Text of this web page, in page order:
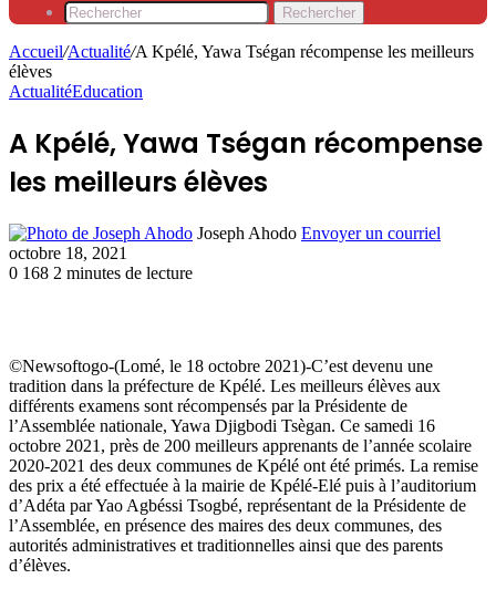
Rechercher
Accueil/Actualité/A Kpélé, Yawa Tségan récompense les meilleurs
élèves
ActualitéEducation
A Kpélé, Yawa Tségan récompense
les meilleurs élèves
Joseph Ahodo Envoyer un courriel
octobre 18, 2021
0 168 2 minutes de lecture
©Newsoftogo-(Lomé, le 18 octobre 2021)-C’est devenu une
tradition dans la préfecture de Kpélé. Les meilleurs élèves aux
différents examens sont récompensés par la Présidente de
l’Assemblée nationale, Yawa Djigbodi Tsègan. Ce samedi 16
octobre 2021, près de 200 meilleurs apprenants de l’année scolaire
2020-2021 des deux communes de Kpélé ont été primés. La remise
des prix a été effectuée à la mairie de Kpélé-Elé puis à l’auditorium
d’Adéta par Yao Agbéssi Tsogbé, représentant de la Présidente de
l’Assemblée, en présence des maires des deux communes, des
autorités administratives et traditionnelles ainsi que des parents
d’élèves.